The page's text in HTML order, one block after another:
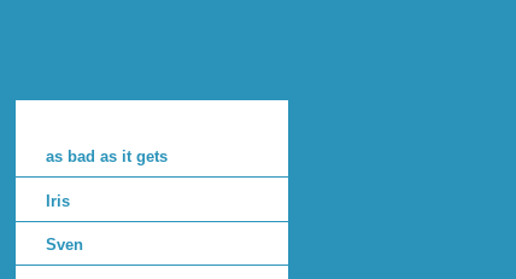
as bad as it gets
Iris
Sven